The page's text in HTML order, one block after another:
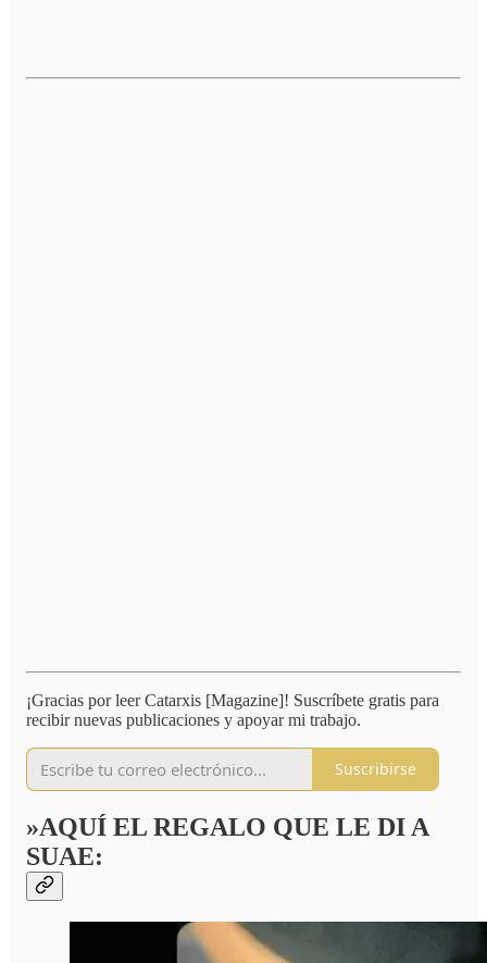
¡Gracias por leer Catarxis [Magazine]! Suscríbete gratis para
recibir nuevas publicaciones y apoyar mi trabajo.
Suscribirse
»AQUÍ EL REGALO QUE LE DI A
SUAE: